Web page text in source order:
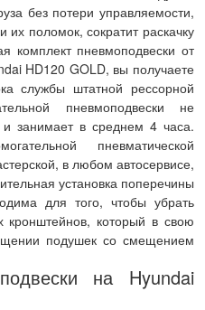
без потери управляемости,
их поломок, сократит раскачку
комплект пневмоподвески от
HD120 GOLD, вы получаете
службы штатной рессорной
пневмоподвески не
и занимает в среднем 4 часа.
пневматической
в любом автосервисе,
установка поперечины
для того, чтобы убрать
который в свою
подушек со смещением
на Hyundai